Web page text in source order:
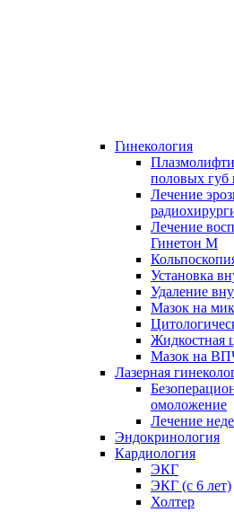
Гинекология
половых губ
Лечение
Лечение
Гинетон М
Установка
Удаление
Мазок на
Жидкостная
Мазок на
Лазерная
омоложение
Лечение
Эндокринология
Кардиология
ЭКГ
ЭКГ (с 6 лет)
Холтер